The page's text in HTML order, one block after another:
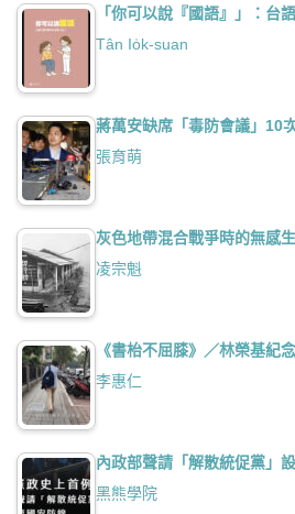
「你可以說『國語』」：台
Tân Io̍k-suan
蔣萬安缺席「毒防會議」10
張育萌
灰色地帶混合戰爭時的無感
凌宗魁
《書枱不屈膝》／林榮基紀
李惠仁
內政部聲請「解散統促黨」
黑熊學院